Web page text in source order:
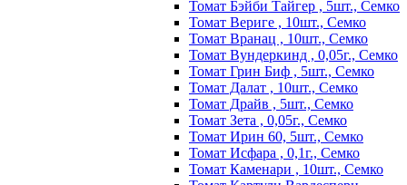
Томат Бэйби Тайгер , 5шт., Семко
Томат Вериге , 10шт., Семко
Томат Вранац , 10шт., Семко
Томат Вундеркинд , 0,05г., Семко
Томат Грин Биф , 5шт., Семко
Томат Далат , 10шт., Семко
Томат Драйв , 5шт., Семко
Томат Зета , 0,05г., Семко
Томат Ирин 60, 5шт., Семко
Томат Исфара , 0,1г., Семко
Томат Каменари , 10шт., Семко